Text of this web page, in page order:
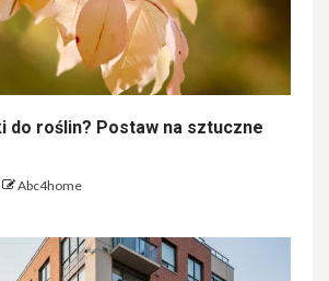
do roślin? Postaw na sztuczne
Abc4home